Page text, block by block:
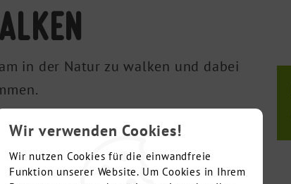
Wir verwenden Cookies!
Wir nutzen Cookies für die einwandfreie
Funktion unserer Website. Um Cookies in Ihrem
in der Natur zu walken und dabei
sozialen Austausch.
- ein ideales Angebot für alle, die